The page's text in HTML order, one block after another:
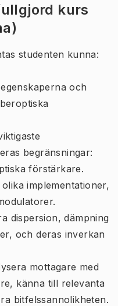
kurs
studenten kunna:
och
begränsningar:
förstärkare.
implementationer,
dispersion, dämpning
och deras inverkan
mottagare med
känna till relevanta
bitfelssannolikheten.